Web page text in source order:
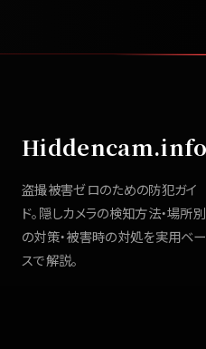
Hiddencam.info
盗撮被害ゼロのための防犯ガイ
ド。隠しカメラの検知方法・場所別
の対策・被害時の対処を実用ベー
スで解説。